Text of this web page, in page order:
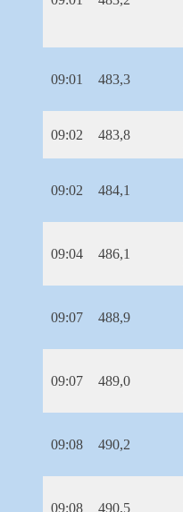
09:01 483,3
09:02 483,8
09:02 484,1
09:04 486,1
09:07 488,9
09:07 489,0
09:08 490,2
09:08 490,5